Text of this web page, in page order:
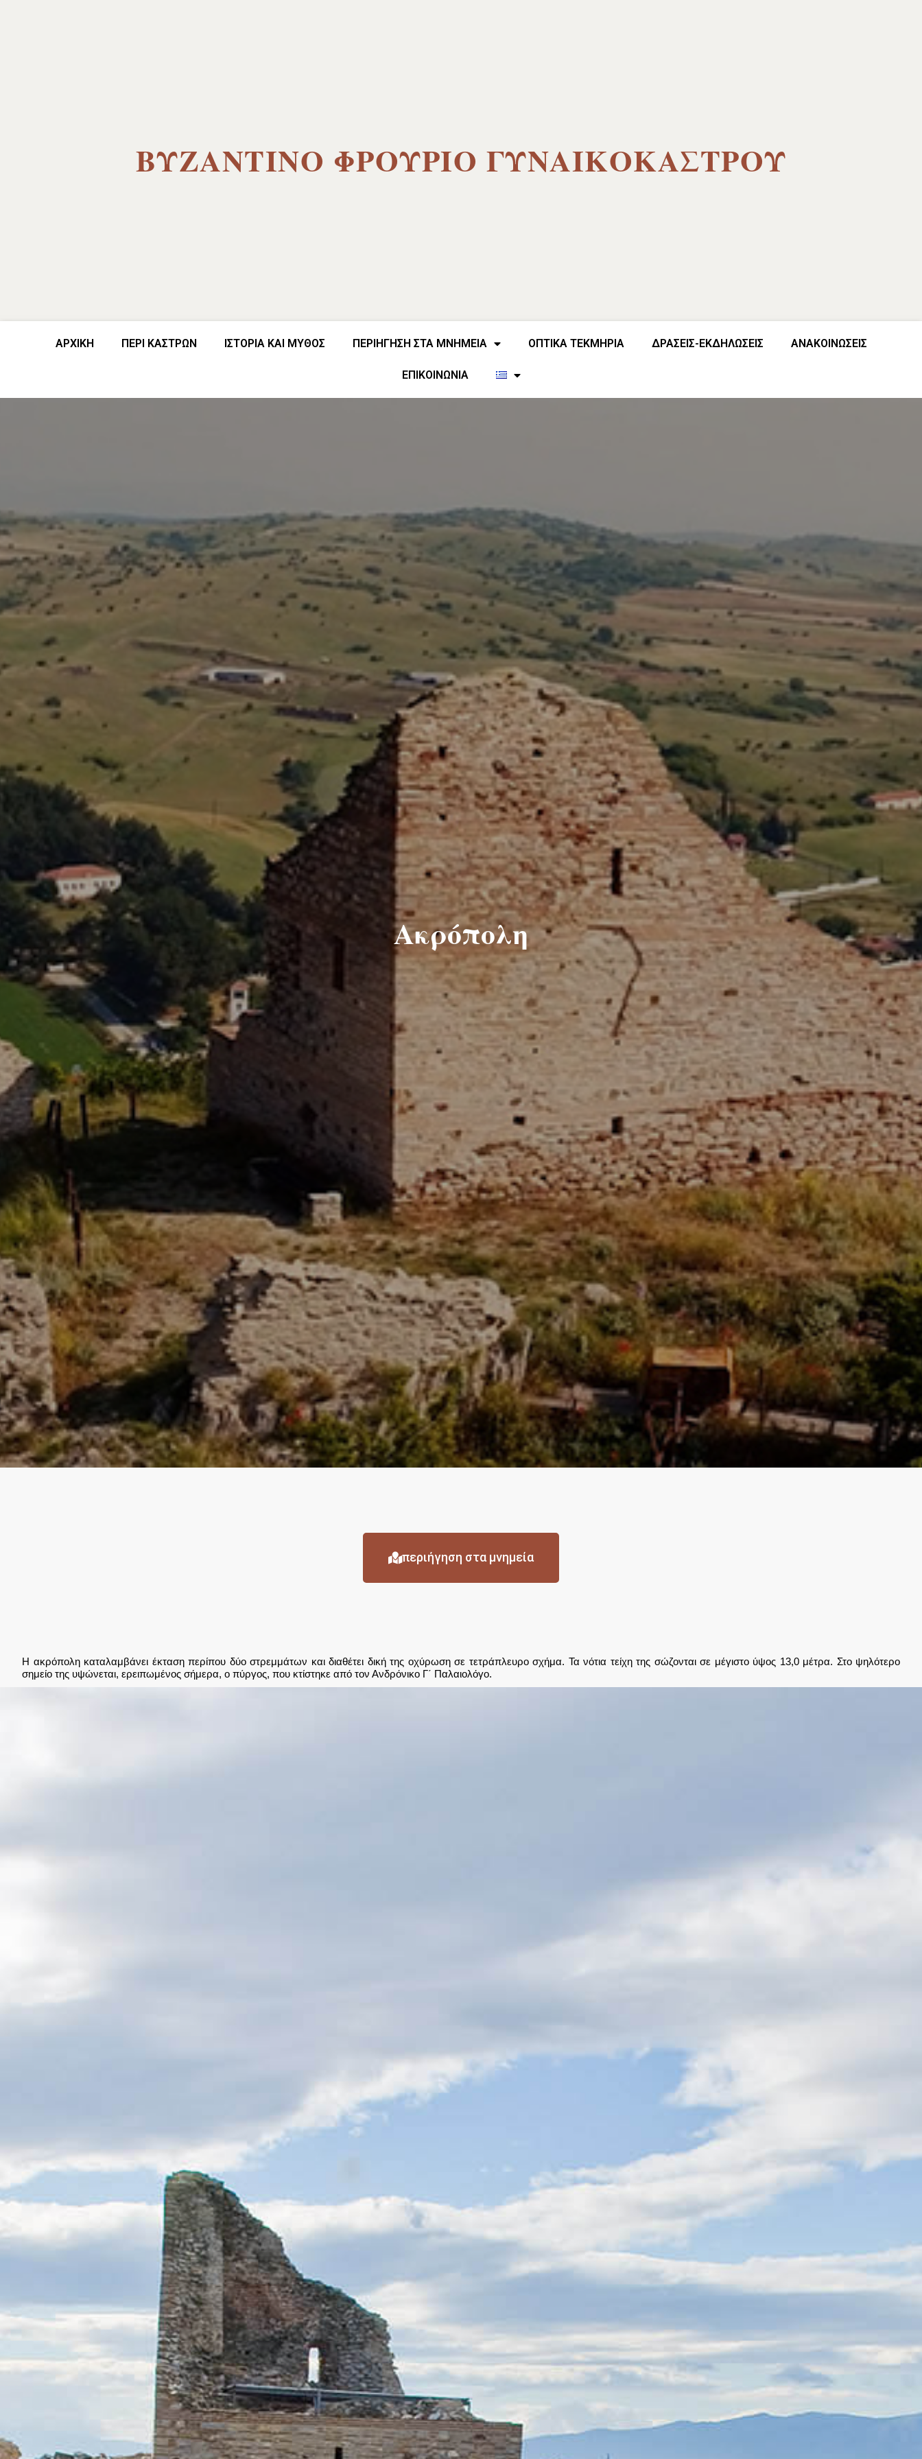
ΒΥΖΑΝΤΙΝΟ ΦΡΟΥΡΙΟ ΓΥΝΑΙΚΟΚΑΣΤΡΟΥ
ΑΡΧΙΚΗ ΠΕΡΙ ΚΑΣΤΡΩΝ ΙΣΤΟΡΙΑ ΚΑΙ ΜΥΘΟΣ ΠΕΡΙΗΓΗΣΗ ΣΤΑ ΜΝΗΜΕΙΑ ΟΠΤΙΚΑ ΤΕΚΜΗΡΙΑ ΔΡΑΣΕΙΣ-ΕΚΔΗΛΩΣΕΙΣ ΑΝΑΚΟΙΝΩΣΕΙΣ
ΕΠΙΚΟΙΝΩΝΙΑ
Ακρόπολη
περιήγηση στα μνημεία
Η ακρόπολη καταλαμβάνει έκταση περίπου δύο στρεμμάτων και διαθέτει δική της οχύρωση σε τετράπλευρο σχήμα. Τα νότια τείχη της σώζονται σε μέγιστο ύψος 13,0 μέτρα. Στο ψηλότερο
σημείο της υψώνεται, ερειπωμένος σήμερα, ο πύργος, που κτίστηκε από τον Ανδρόνικο Γ΄ Παλαιολόγο.